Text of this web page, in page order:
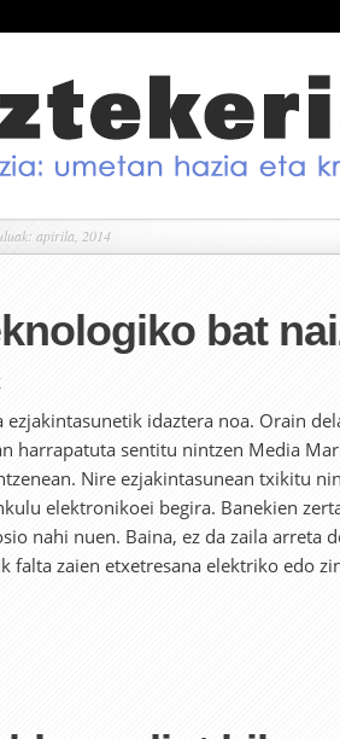
apirila, 2014
bat
ezjakintasunetik idaztera noa. Orain
harrapatuta sentitu nintzen Media
Nire ezjakintasunean txikitu
elektronikoei begira. Banekien
nahi nuen. Baina, ez da zaila arreta
falta zaien etxetresana elektriko edo